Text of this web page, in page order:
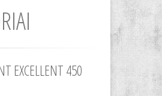
EXCELLENT 450